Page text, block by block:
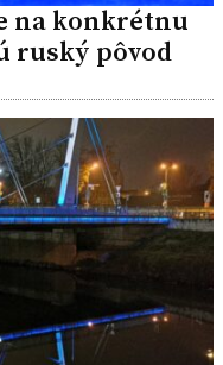
na konkrétnu
ruský pôvod